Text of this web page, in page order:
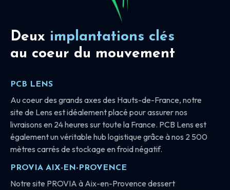
Deux implantations clés
au coeur du mouvement
PCB LENS
Au coeur des grands axes des Hauts-de-France, notre
site de Lens est idéalement placé pour assurer nos
livraisons en 24 heures sur toute la France. PCB Lens est
également un véritable hub logistique grâce à nos 2 500
mètres carrés de stockage en froid négatif.
PROVIA AIX-EN-PROVENCE
Notre site PROVIA à Aix-en-Provence dessert